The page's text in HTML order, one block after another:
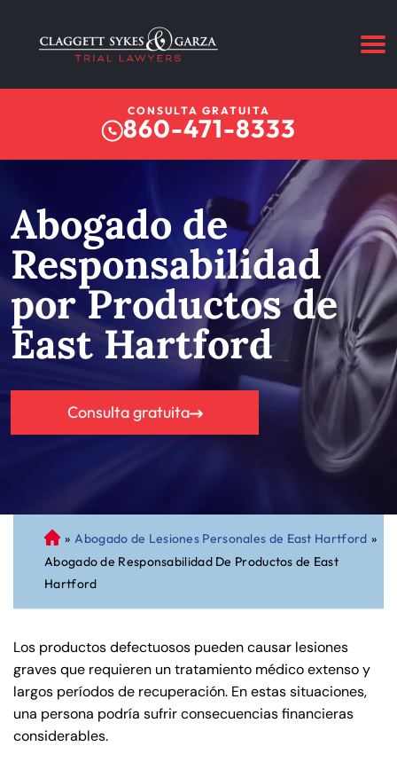
CONSULTA GRATUITA
860-471-8333
Abogado de
Responsabilidad
por Productos de
East Hartford
Consulta gratuita
A
bo
ga
do
Pe
rs
on
al
Inj
» Abogado de Lesiones Personales de East Hartford »
Abogado de Responsabilidad De Productos de East
Hartford
Los productos defectuosos pueden causar lesiones
graves que requieren un tratamiento médico extenso y
largos períodos de recuperación. En estas situaciones,
una persona podría sufrir consecuencias financieras
considerables.